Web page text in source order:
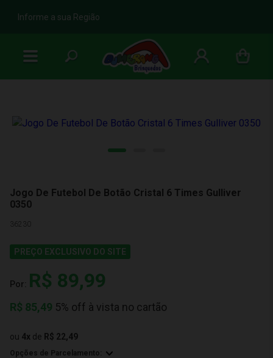
b
Informe a sua Região
Jogo De Futebol De Botão Cristal 6 Times Gulliver
0350
36230
PREÇO EXCLUSIVO DO SITE
Por: R$ 89,99
R$ 85,49 5% off à vista no cartão
ou 4x de R$ 22,49
Opções de Parcelamento: